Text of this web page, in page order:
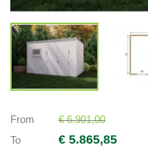
From
€ 6.901,00
To
€ 5.865,85